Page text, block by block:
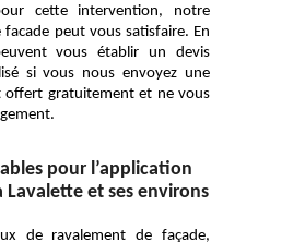
cette intervention, notre
peut vous satisfaire. En
vous établir un devis
si vous nous envoyez une
offert gratuitement et ne vous
pour l’application
Lavalette et ses environs
de ravalement de façade,